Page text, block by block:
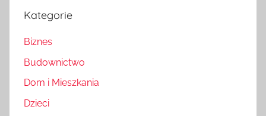
Kategorie
Biznes
Budownictwo
Dom i Mieszkania
Dzieci